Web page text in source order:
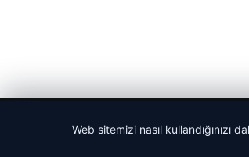
Web sitemizi nasıl